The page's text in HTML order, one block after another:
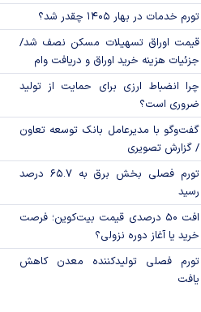
تورم خدمات در بهار ۱۴۰۵ چقدر شد؟
قیمت اوراق تسهیلات مسکن نصف شد/
جزئیات هزینه خرید اوراق و دریافت وام
چرا انضباط ارزی برای حمایت از تولید
ضروری است؟
گفت‌وگو با مدیرعامل بانک توسعه تعاون
/ گزارش تصویری
تورم فصلی بخش برق به ۶۵.۷ درصد
رسید
افت ۵۰ درصدی قیمت بیت‌کوین؛ فرصت
خرید یا آغاز دوره نزولی؟
تورم فصلی تولیدکننده معدن کاهش
یافت